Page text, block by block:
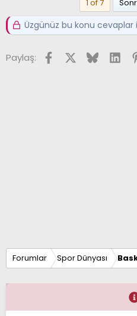
1 of 7
Üzgünüz bu konu cevaplar
Paylaş: FacebookX (Twitter)
Bluesky
Forumlar Spor Dünyası